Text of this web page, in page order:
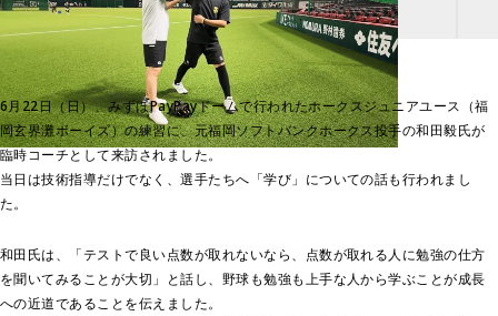
6月22日（日）、みずほPayPayドームで行われたホークスジュニアユース（福
岡玄界灘ボーイズ）の練習に、元福岡ソフトバンクホークス投手の和田毅氏が
臨時コーチとして来訪されました。
当日は技術指導だけでなく、選手たちへ「学び」についての話も行われまし
た。
和田氏は、「テストで良い点数が取れないなら、点数が取れる人に勉強の仕方
を聞いてみることが大切」と話し、野球も勉強も上手な人から学ぶことが成長
への近道であることを伝えました。